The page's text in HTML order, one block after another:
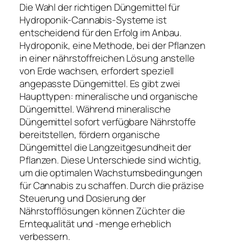
Die Wahl der richtigen Düngemittel für
Hydroponik-Cannabis-Systeme ist
entscheidend für den Erfolg im Anbau.
Hydroponik, eine Methode, bei der Pflanzen
in einer nährstoffreichen Lösung anstelle
von Erde wachsen, erfordert speziell
angepasste Düngemittel. Es gibt zwei
Haupttypen: mineralische und organische
Düngemittel. Während mineralische
Düngemittel sofort verfügbare Nährstoffe
bereitstellen, fördern organische
Düngemittel die Langzeitgesundheit der
Pflanzen. Diese Unterschiede sind wichtig,
um die optimalen Wachstumsbedingungen
für Cannabis zu schaffen. Durch die präzise
Steuerung und Dosierung der
Nährstofflösungen können Züchter die
Erntequalität und -menge erheblich
verbessern.